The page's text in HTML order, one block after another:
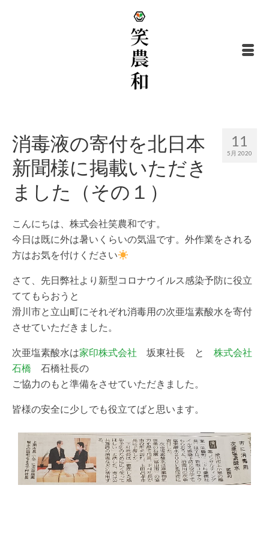
11
5月 2020
消毒液の寄付を北日本
新聞様に掲載いただき
ました（その１）
こんにちは、株式会社笑農和です。
今日は既に外は暑いくらいの気温です。外作業をされる
方はお気を付けください
さて、先日弊社より新型コロナウイルス感染予防に役立
ててもらおうと
滑川市と立山町にそれぞれ消毒用の次亜塩素酸水を寄付
させていただきました。
次亜塩素酸水は家印株式会社 坂東社長 と 株式会社
石橋 石橋社長の
ご協力のもと準備をさせていただきました。
皆様の安全に少しでも役立てばと思います。